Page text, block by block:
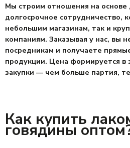
Мы строим отношения на основе
долгосрочное сотрудничество,
небольшим магазинам, так и
компаниям. Заказывая у нас, вы
посредникам и получаете
продукции. Цена формируется в
закупки — чем больше партия,
Как купить
говядины